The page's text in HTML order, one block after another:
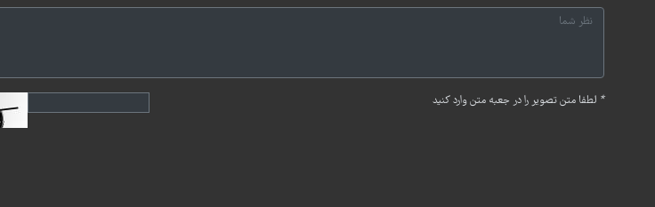
* لطفا متن تصویر را در جعبه متن وارد کنید